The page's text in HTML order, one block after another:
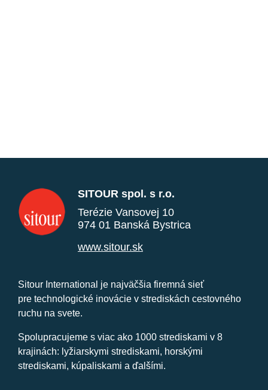
SITOUR spol. s r.o.
Terézie Vansovej 10
974 01 Banská Bystrica
www.sitour.sk
Sitour International je najväčšia firemná sieť
pre technologické inovácie v strediskách cestovného
ruchu na svete.
Spolupracujeme s viac ako 1000 strediskami v 8
krajinách: lyžiarskymi strediskami, horskými
strediskami, kúpaliskami a ďalšími.